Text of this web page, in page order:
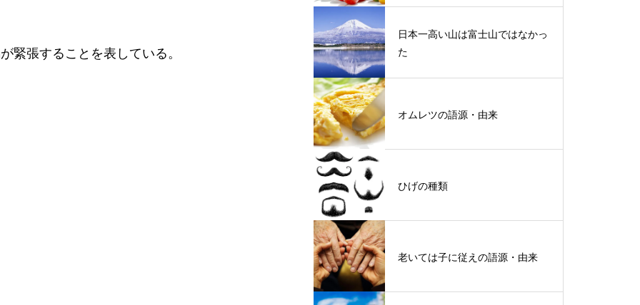
緊張することを表している。
日本一高い山は富士山ではなかっ
た
オムレツの語源・由来
ひげの種類
老いては子に従えの語源・由来